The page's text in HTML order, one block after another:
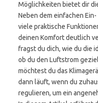
Möglichkeiten bietet dir
Neben dem einfachen
viele praktische
deinen Komfort deutlich
fragst du dich, wie du die
ob du den Luftstrom
möchtest du das
dann läuft, wenn du
regulieren, um ein